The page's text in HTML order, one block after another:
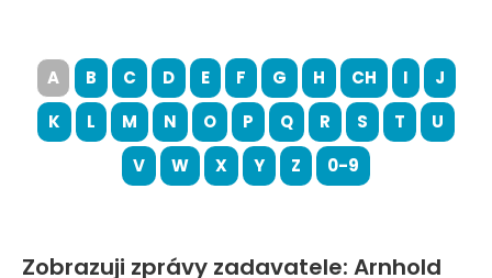
A B C D E F G H CH I
J
K
L M N O P Q R S T
U
V
W X Y Z 0-9
Zobrazuji zprávy zadavatele: Arnhold